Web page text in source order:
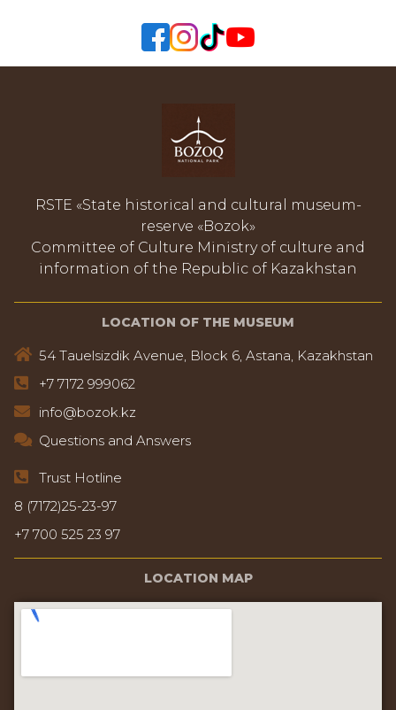
RSTE «State historical and cultural museum-
reserve «Bozok»
Committee of Culture Ministry of culture and
information of the Republic of Kazakhstan
LOCATION OF THE MUSEUM
54 Tauelsizdik Avenue, Block 6, Astana, Kazakhstan
+7 7172 999062
info@bozok.kz
Questions and Answers
Trust Hotline
8 (7172)25-23-97
+7 700 525 23 97
LOCATION MAP